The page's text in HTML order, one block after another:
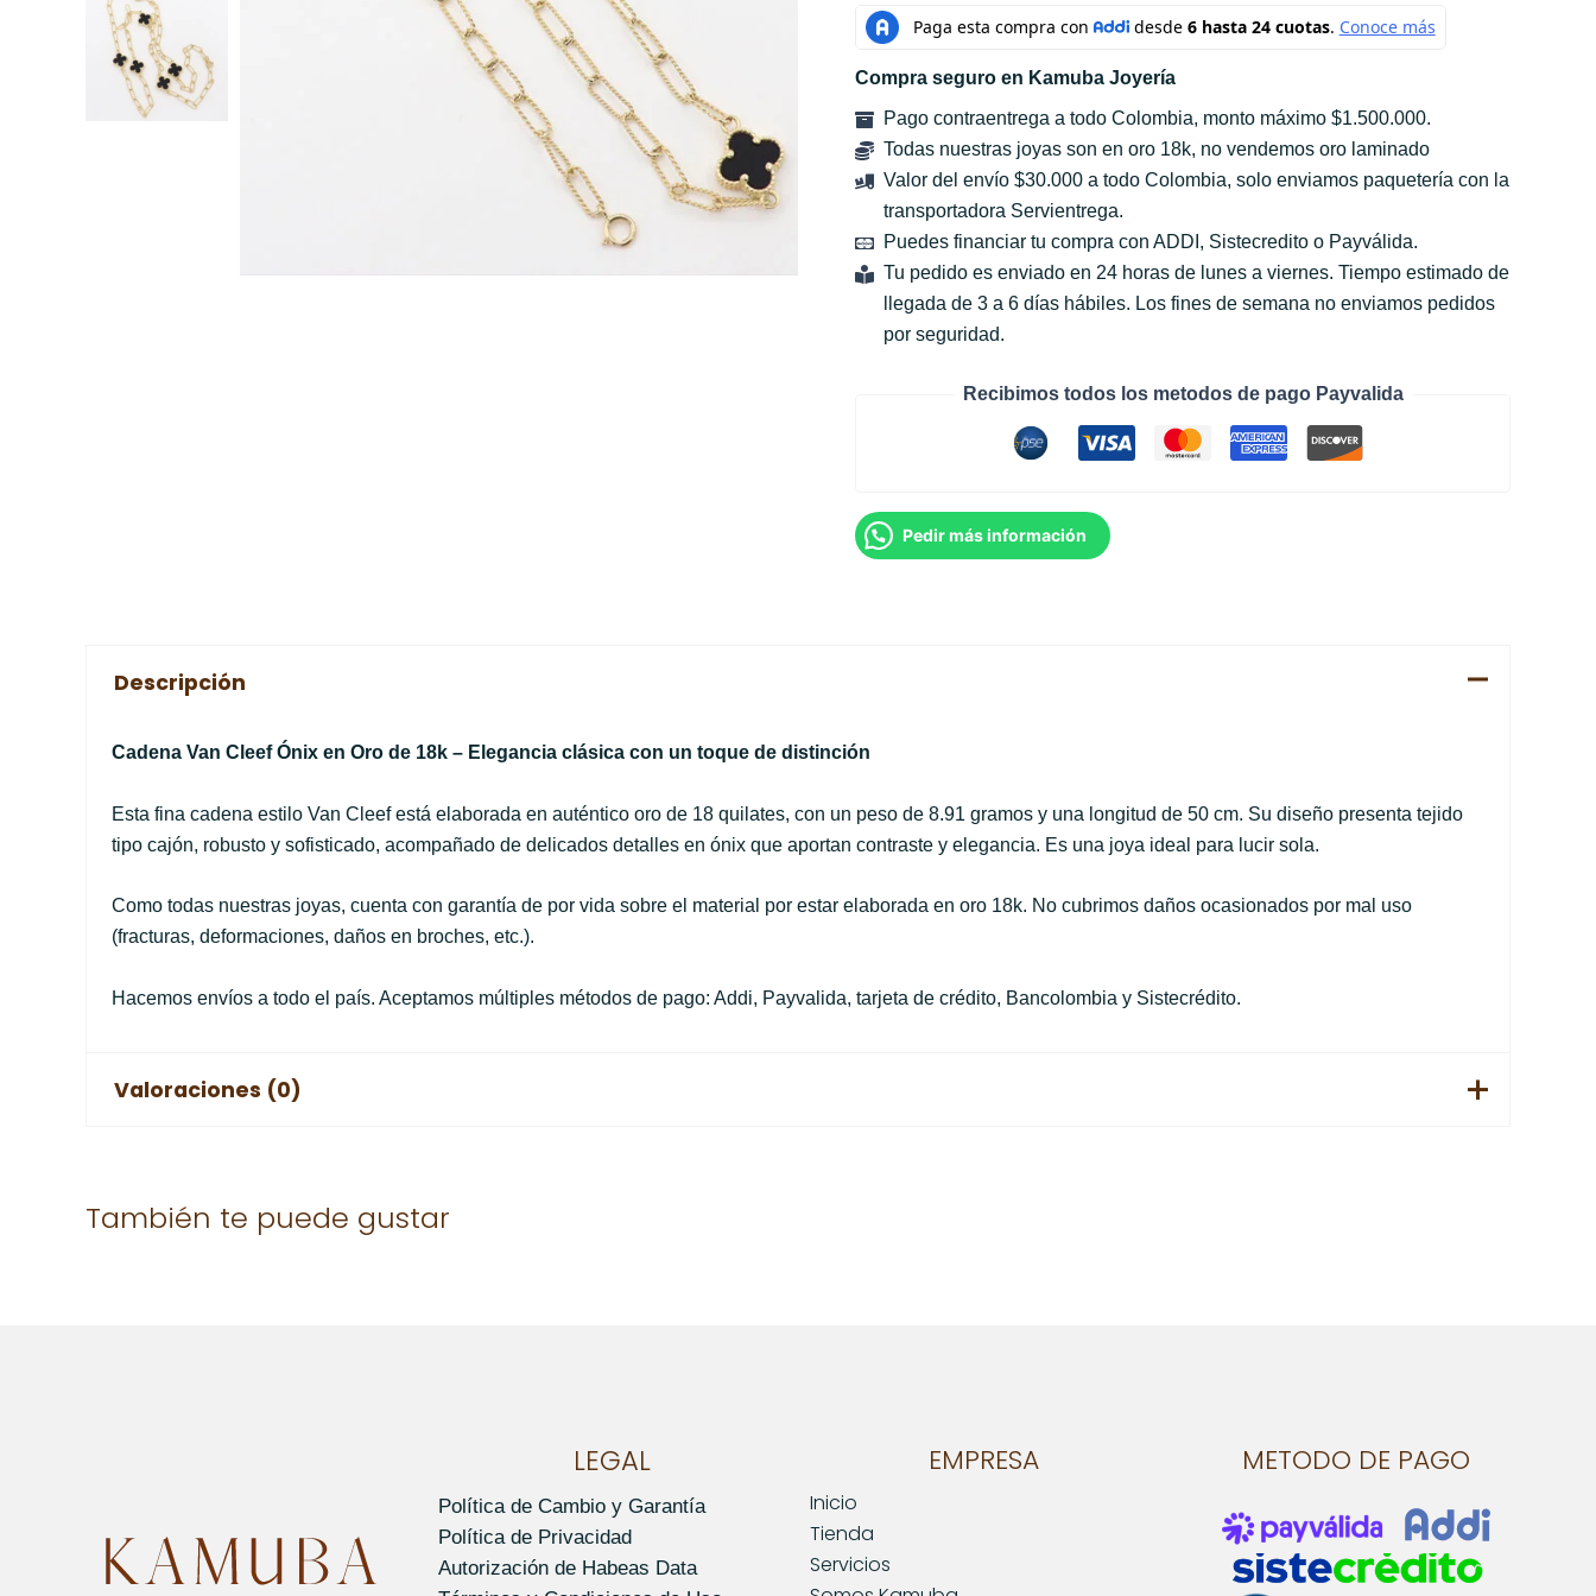
Compra seguro en Kamuba Joyería
Pago contraentrega a todo Colombia, monto máximo $1.500.000.
Todas nuestras joyas son en oro 18k, no vendemos oro laminado
Valor del envío $30.000 a todo Colombia, solo enviamos paquetería con la
transportadora Servientrega.
Puedes financiar tu compra con ADDI, Sistecredito o Payválida.
Tu pedido es enviado en 24 horas de lunes a viernes. Tiempo estimado de
llegada de 3 a 6 días hábiles. Los fines de semana no enviamos pedidos
por seguridad.
Recibimos todos los metodos de pago Payvalida
Pedir más información
Descripción
Cadena Van Cleef Ónix en Oro de 18k – Elegancia clásica con un toque de distinción
Esta fina cadena estilo Van Cleef está elaborada en auténtico oro de 18 quilates, con un peso de 8.91 gramos y una longitud de 50 cm. Su diseño presenta tejido
tipo cajón, robusto y sofisticado, acompañado de delicados detalles en ónix que aportan contraste y elegancia. Es una joya ideal para lucir sola.
Como todas nuestras joyas, cuenta con garantía de por vida sobre el material por estar elaborada en oro 18k. No cubrimos daños ocasionados por mal uso
(fracturas, deformaciones, daños en broches, etc.).
Hacemos envíos a todo el país. Aceptamos múltiples métodos de pago: Addi, Payvalida, tarjeta de crédito, Bancolombia y Sistecrédito.
Valoraciones (0)
Solo los usuarios registrados que hayan comprado este producto pueden hacer una valoración.
También te puede gustar
LEGAL
Política de Cambio y Garantía
Política de Privacidad
Autorización de Habeas Data
EMPRESA
Inicio
Tienda
Servicios
METODO DE PAGO